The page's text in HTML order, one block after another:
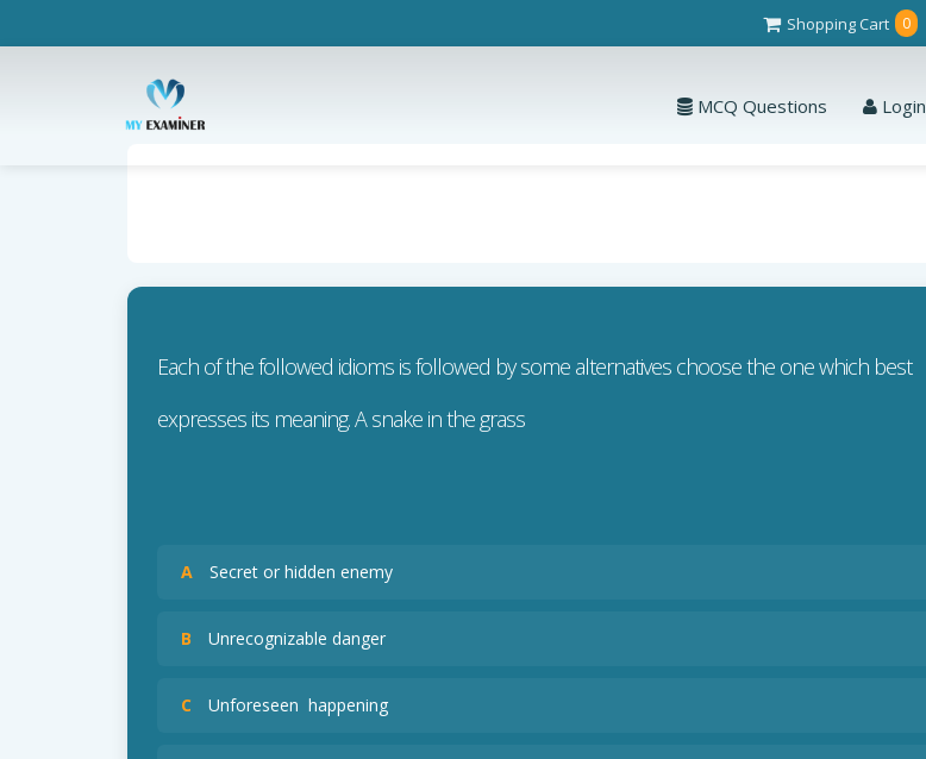
Shopping Cart 0
MCQ Questions Login
Each of the followed idioms is followed by some alternatives choose the one which best
expresses its meaning. A snake in the grass
A Secret or hidden enemy
B Unrecognizable danger
C Unforeseen happening